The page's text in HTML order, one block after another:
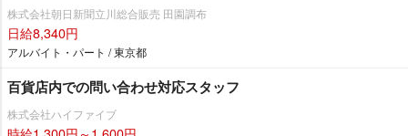
株式会社朝日新聞立川総合販売 田園調布
日給8,340円
アルバイト・パート / 東京都
百貨店内での問い合わせ対応スタッフ
株式会社ハイファイブ